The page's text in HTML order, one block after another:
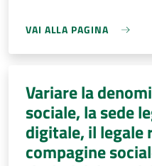
VAI ALLA PAGINA
Variare la
sociale, la sede
digitale, il legale
compagine